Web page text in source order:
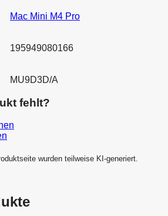
Mac Mini M4 Pro
195949080166
MU9D3D/A
fehlt?
wurden teilweise KI-generiert.